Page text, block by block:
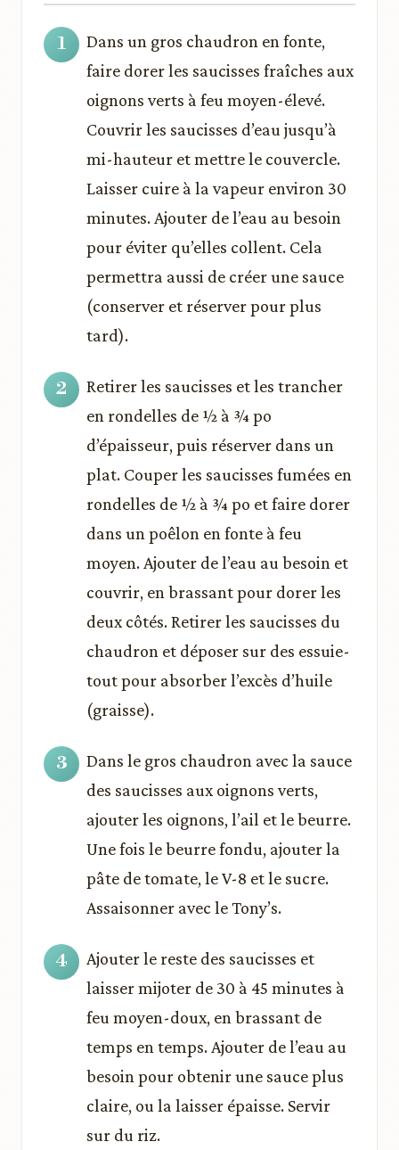
Dans un gros chaudron en fonte,
faire dorer les saucisses fraîches aux
oignons verts à feu moyen-élevé.
Couvrir les saucisses d’eau jusqu’à
mi-hauteur et mettre le couvercle.
Laisser cuire à la vapeur environ 30
minutes. Ajouter de l’eau au besoin
pour éviter qu’elles collent. Cela
permettra aussi de créer une sauce
(conserver et réserver pour plus
tard).
Retirer les saucisses et les trancher
en rondelles de ½ à ¾ po
d’épaisseur, puis réserver dans un
plat. Couper les saucisses fumées en
rondelles de ½ à ¾ po et faire dorer
dans un poêlon en fonte à feu
moyen. Ajouter de l’eau au besoin et
couvrir, en brassant pour dorer les
deux côtés. Retirer les saucisses du
chaudron et déposer sur des essuie-
tout pour absorber l’excès d’huile
(graisse).
Dans le gros chaudron avec la sauce
des saucisses aux oignons verts,
ajouter les oignons, l’ail et le beurre.
Une fois le beurre fondu, ajouter la
pâte de tomate, le V-8 et le sucre.
Assaisonner avec le Tony’s.
Ajouter le reste des saucisses et
laisser mijoter de 30 à 45 minutes à
feu moyen-doux, en brassant de
temps en temps. Ajouter de l’eau au
besoin pour obtenir une sauce plus
claire, ou la laisser épaisse. Servir
sur du riz.